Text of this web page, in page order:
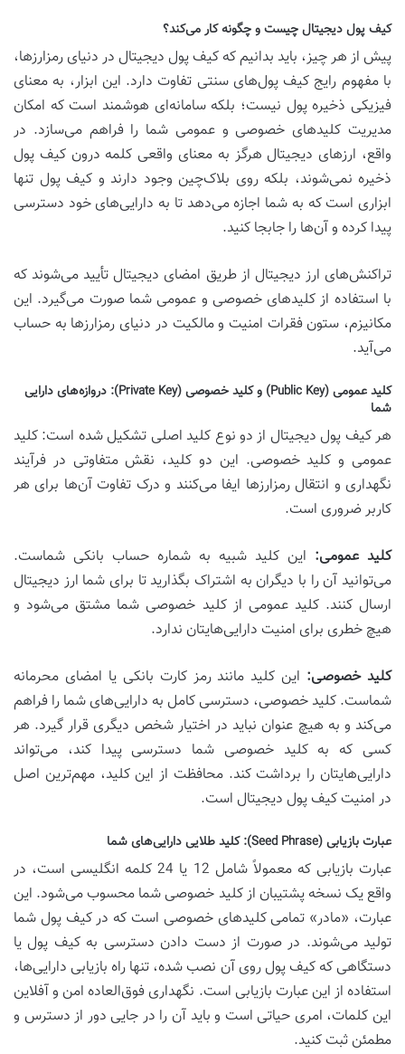
کیف پول دیجیتال چیست و چگونه کار می‌کند؟
پیش از هر چیز، باید بدانیم که کیف پول دیجیتال در دنیای رمزارزها،
با مفهوم رایج کیف پول‌های سنتی تفاوت دارد. این ابزار، به معنای
فیزیکی ذخیره پول نیست؛ بلکه سامانه‌ای هوشمند است که امکان
مدیریت کلیدهای خصوصی و عمومی شما را فراهم می‌سازد. در
واقع، ارزهای دیجیتال هرگز به معنای واقعی کلمه درون کیف پول
ذخیره نمی‌شوند، بلکه روی بلاک‌چین وجود دارند و کیف پول تنها
ابزاری است که به شما اجازه می‌دهد تا به دارایی‌های خود دسترسی
پیدا کرده و آن‌ها را جابجا کنید.
تراکنش‌های ارز دیجیتال از طریق امضای دیجیتال تأیید می‌شوند که
با استفاده از کلیدهای خصوصی و عمومی شما صورت می‌گیرد. این
مکانیزم، ستون فقرات امنیت و مالکیت در دنیای رمزارزها به حساب
می‌آید.
کلید عمومی (Public Key) و کلید خصوصی (Private Key): دروازه‌های دارایی
شما
هر کیف پول دیجیتال از دو نوع کلید اصلی تشکیل شده است: کلید
عمومی و کلید خصوصی. این دو کلید، نقش متفاوتی در فرآیند
نگهداری و انتقال رمزارزها ایفا می‌کنند و درک تفاوت آن‌ها برای هر
کاربر ضروری است.
کلید عمومی: این کلید شبیه به شماره حساب بانکی شماست.
می‌توانید آن را با دیگران به اشتراک بگذارید تا برای شما ارز دیجیتال
ارسال کنند. کلید عمومی از کلید خصوصی شما مشتق می‌شود و
هیچ خطری برای امنیت دارایی‌هایتان ندارد.
کلید خصوصی: این کلید مانند رمز کارت بانکی یا امضای محرمانه
شماست. کلید خصوصی، دسترسی کامل به دارایی‌های شما را فراهم
می‌کند و به هیچ عنوان نباید در اختیار شخص دیگری قرار گیرد. هر
کسی که به کلید خصوصی شما دسترسی پیدا کند، می‌تواند
دارایی‌هایتان را برداشت کند. محافظت از این کلید، مهم‌ترین اصل
در امنیت کیف پول دیجیتال است.
عبارت بازیابی (Seed Phrase): کلید طلایی دارایی‌های شما
عبارت بازیابی که معمولاً شامل 12 یا 24 کلمه انگلیسی است، در
واقع یک نسخه پشتیبان از کلید خصوصی شما محسوب می‌شود. این
عبارت، «مادر» تمامی کلیدهای خصوصی است که در کیف پول شما
تولید می‌شوند. در صورت از دست دادن دسترسی به کیف پول یا
دستگاهی که کیف پول روی آن نصب شده، تنها راه بازیابی دارایی‌ها،
استفاده از این عبارت بازیابی است. نگهداری فوق‌العاده امن و آفلاین
این کلمات، امری حیاتی است و باید آن را در جایی دور از دسترس و
مطمئن ثبت کنید.